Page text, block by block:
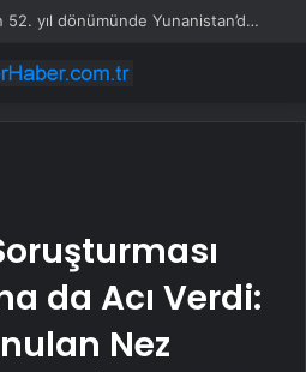
Kıbrıs Barış Harekatı’nın 52. yıl dönümünde Yunanistan’dan küstah tehdit: Yunan Silahlı Kuvvetleri için Kıbrıs yakındır
da Acı Verdi:
Nez